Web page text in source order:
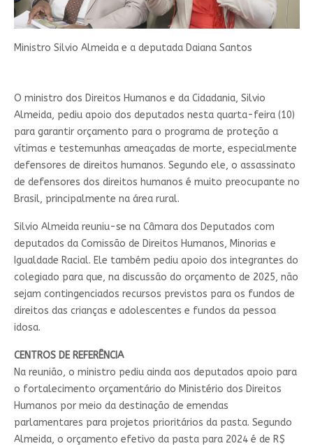
Ministro Silvio Almeida e a deputada Daiana Santos
O ministro dos Direitos Humanos e da Cidadania, Silvio
Almeida, pediu apoio dos deputados nesta quarta-feira (10)
para garantir orçamento para o programa de proteção a
vítimas e testemunhas ameaçadas de morte, especialmente
defensores de direitos humanos. Segundo ele, o assassinato
de defensores dos direitos humanos é muito preocupante no
Brasil, principalmente na área rural.
Silvio Almeida reuniu-se na Câmara dos Deputados com
deputados da Comissão de Direitos Humanos, Minorias e
Igualdade Racial. Ele também pediu apoio dos integrantes do
colegiado para que, na discussão do orçamento de 2025, não
sejam contingenciados recursos previstos para os fundos de
direitos das crianças e adolescentes e fundos da pessoa
idosa.
CENTROS DE REFERÊNCIA
Na reunião, o ministro pediu ainda aos deputados apoio para
o fortalecimento orçamentário do Ministério dos Direitos
Humanos por meio da destinação de emendas
parlamentares para projetos prioritários da pasta. Segundo
Almeida, o orçamento efetivo da pasta para 2024 é de R$